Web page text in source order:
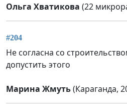
Ольга Хватикова (22
#204
Не согласна со
допустить этого
Марина Жмуть(Караганда,